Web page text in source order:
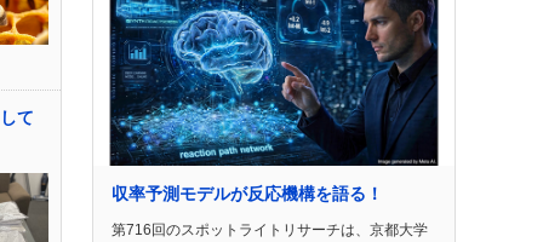
て
収率予測モデルが反応機構を語る！
第716回のスポットライトリサーチは、京都大学